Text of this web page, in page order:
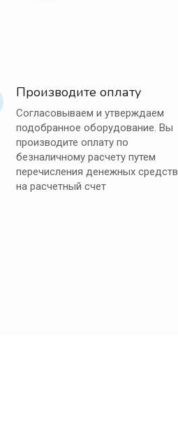
Производите оплату
Согласовываем и утверждаем
подобранное оборудование. Вы
производите оплату по
безналичному расчету путем
перечисления денежных средств
на расчетный счет